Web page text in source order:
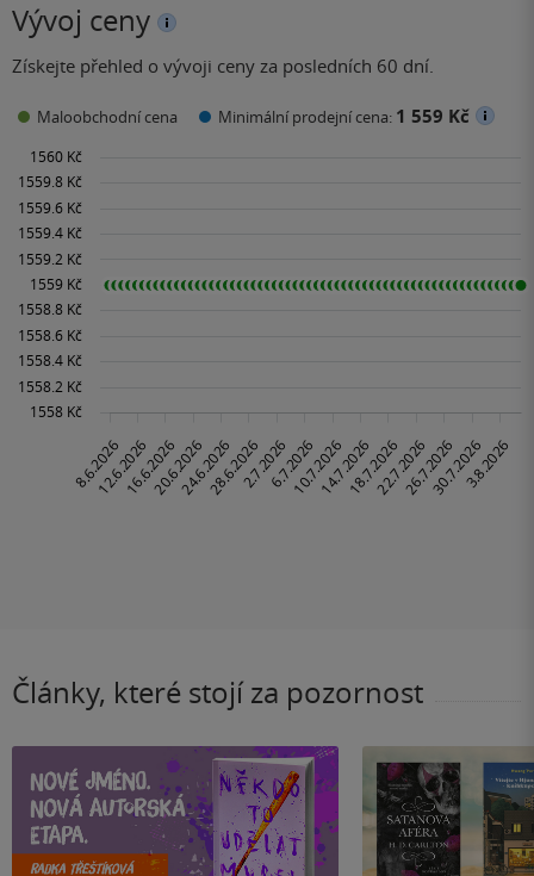
Vývoj ceny
Získejte přehled o vývoji ceny za posledních 60 dní.
Maloobchodní cena Minimální prodejní cena: 1 559 Kč
Články, které stojí za pozornost